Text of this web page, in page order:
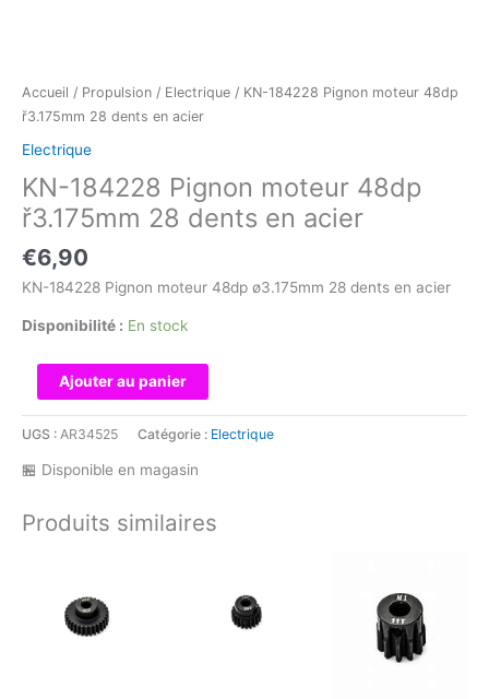
Accueil / Propulsion / Electrique / KN-184228 Pignon moteur 48dp
ř3.175mm 28 dents en acier
Electrique
KN-184228 Pignon moteur 48dp
ř3.175mm 28 dents en acier
€6,90
KN-184228 Pignon moteur 48dp ø3.175mm 28 dents en acier
Disponibilité : En stock
quantité
de
Pignon
48dp
Ajouter au panier
UGS : AR34525 Catégorie : Electrique
🏪 Disponible en magasin
Produits similaires